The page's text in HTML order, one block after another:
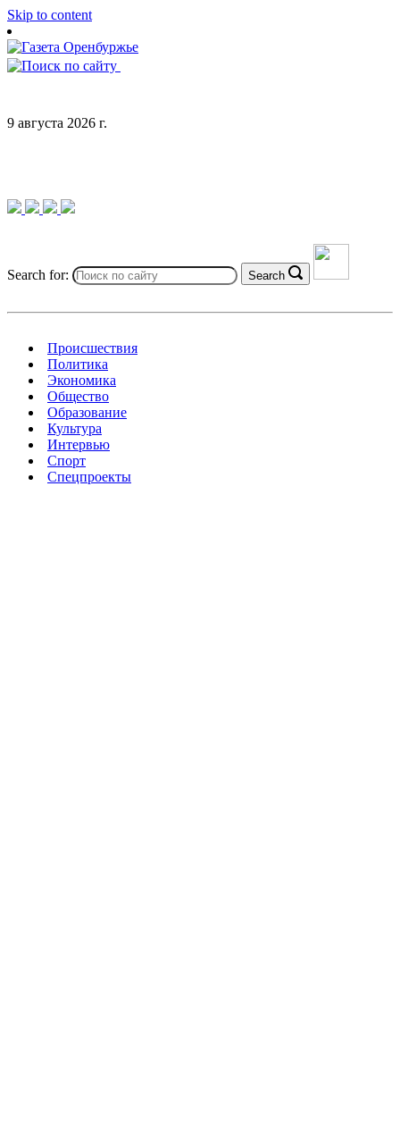
Skip to content
9 августа 2026 г.
Search for: Search
Происшествия
Политика
Экономика
Общество
Образование
Культура
Интервью
Спорт
Спецпроекты